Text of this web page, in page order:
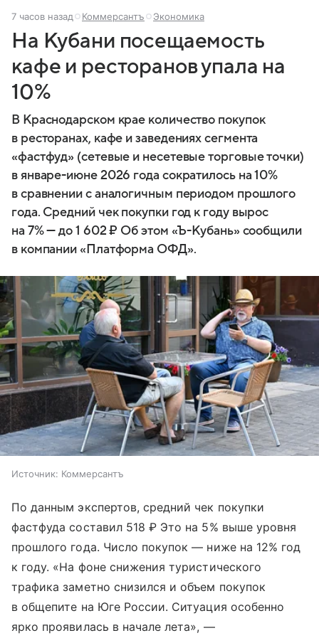
7 часов назад Коммерсантъ Экономика
На Кубани посещаемость
кафе и ресторанов упала на
10%
В Краснодарском крае количество покупок
в ресторанах, кафе и заведениях сегмента
«фастфуд» (сетевые и несетевые торговые точки)
в январе-июне 2026 года сократилось на 10%
в сравнении с аналогичным периодом прошлого
года. Средний чек покупки год к году вырос
на 7% — до 1 602 ₽ Об этом «Ъ-Кубань» сообщили
в компании «Платформа ОФД».
Источник: Коммерсантъ
По данным экспертов, средний чек покупки
фастфуда составил 518 ₽ Это на 5% выше уровня
прошлого года. Число покупок — ниже на 12% год
к году. «На фоне снижения туристического
трафика заметно снизился и объем покупок
в общепите на Юге России. Ситуация особенно
ярко проявилась в начале лета», —